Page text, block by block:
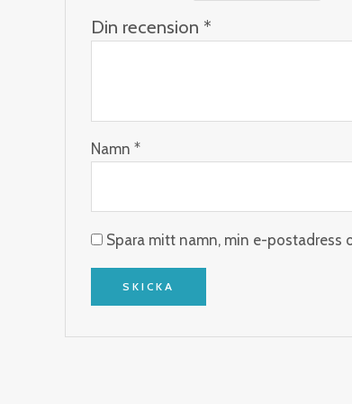
Din recension *
Namn*
Spara mitt namn, min e-postadress